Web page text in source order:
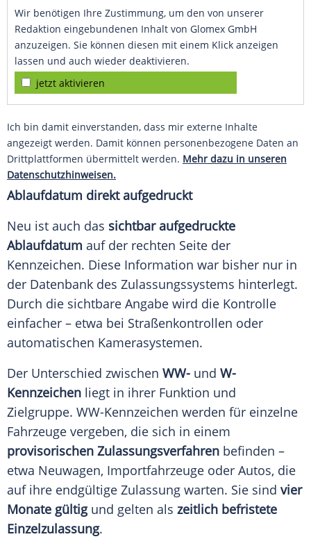
Wir benötigen Ihre Zustimmung, um den von unserer
Redaktion eingebundenen Inhalt von Glomex GmbH
anzuzeigen. Sie können diesen mit einem Klick anzeigen
lassen und auch wieder deaktivieren.
jetzt aktivieren
Ich bin damit einverstanden, dass mir externe Inhalte
angezeigt werden. Damit können personenbezogene Daten an
Drittplattformen übermittelt werden. Mehr dazu in unseren
Datenschutzhinweisen.
Ablaufdatum direkt aufgedruckt
Neu ist auch das sichtbar aufgedruckte
Ablaufdatum auf der rechten Seite der
Kennzeichen. Diese Information war bisher nur in
der Datenbank des Zulassungssystems hinterlegt.
Durch die sichtbare Angabe wird die Kontrolle
einfacher – etwa bei Straßenkontrollen oder
automatischen Kamerasystemen.
Der Unterschied zwischen WW- und W-
Kennzeichen liegt in ihrer Funktion und
Zielgruppe. WW-Kennzeichen werden für einzelne
Fahrzeuge vergeben, die sich in einem
provisorischen Zulassungsverfahren befinden –
etwa Neuwagen, Importfahrzeuge oder Autos, die
auf ihre endgültige Zulassung warten. Sie sind vier
Monate gültigund gelten als zeitlich befristete
Einzelzulassung.